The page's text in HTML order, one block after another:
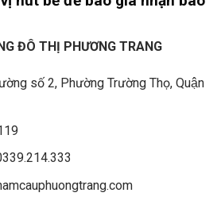
ĐÔ THỊ PHƯƠNG TRANG
số 2, Phường Trường Thọ, Quận